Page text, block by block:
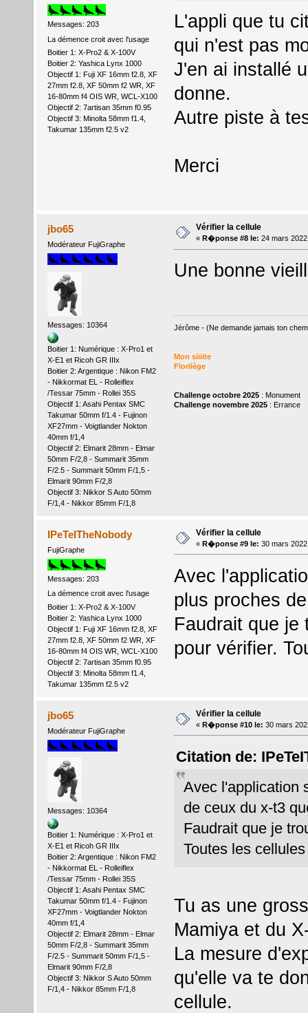
Messages: 203
La démence croit avec l'usage
Boitier 1: X-Pro2 & X-100V
Boitier 2: Yashica Lynx 1000
Objectif 1: Fuji XF 16mm f2.8, XF
27mm f2.8, XF 50mm f2 WR, XF
16-80mm f4 OIS WR, WCL-X100
Objectif 2: 7artisan 35mm f0.95
Objectif 3: Minolta 58mm f1.4,
Takumar 135mm f2.5 v2
L'appli que tu
qui n'est pas
J'en ai installé
donne.
Autre piste à
Merci
jbo65
Modérateur FujiGraphe
Messages: 10364
Boitier 1: Numérique : X-Pro1 et
X-E1 et Ricoh GR IIIx
Boitier 2: Argentique : Nikon FM2
- Nikkormat EL - Rolleiflex
/Tessar 75mm - Rollei 35S
Objectif 1: Asahi Pentax SMC
Takumar 50mm f/1.4 - Fujinon
XF27mm - Voigtlander Nokton
40mm f/1,4
Objectif 2: Elmarit 28mm - Elmar
50mm F/2,8 - Summarit 35mm
F/2.5 - Summarit 50mm F/1,5 -
Elmarit 90mm F/2,8
Objectif 3: Nikkor S Auto 50mm
F/1,4 - Nikkor 85mm F/1,8
Vérifier la cellule
« R�ponse #8 le: 24 mars
Une bonne
Jérôme - (Ne demande jamais ton
Mon siiiite
Florilège
Challenge octobre 2025: Monument
Challenge novembre 2025: Errance
IPeTeITheNobody
FujiGraphe
Messages: 203
La démence croit avec l'usage
Boitier 1: X-Pro2 & X-100V
Boitier 2: Yashica Lynx 1000
Objectif 1: Fuji XF 16mm f2.8, XF
27mm f2.8, XF 50mm f2 WR, XF
16-80mm f4 OIS WR, WCL-X100
Objectif 2: 7artisan 35mm f0.95
Objectif 3: Minolta 58mm f1.4,
Takumar 135mm f2.5 v2
Vérifier la cellule
« R�ponse #9 le: 30 mars
Avec
plus proches
Faudrait que je
pour vérifier.
jbo65
Modérateur FujiGraphe
Messages: 10364
Boitier 1: Numérique : X-Pro1 et
X-E1 et Ricoh GR IIIx
Boitier 2: Argentique : Nikon FM2
- Nikkormat EL - Rolleiflex
/Tessar 75mm - Rollei 35S
Objectif 1: Asahi Pentax SMC
Takumar 50mm f/1.4 - Fujinon
XF27mm - Voigtlander Nokton
40mm f/1,4
Objectif 2: Elmarit 28mm - Elmar
50mm F/2,8 - Summarit 35mm
F/2.5 - Summarit 50mm F/1,5 -
Elmarit 90mm F/2,8
Objectif 3: Nikkor S Auto 50mm
F/1,4 - Nikkor 85mm F/1,8
Vérifier la cellule
« R�ponse #10 le: 30 mars
Citation de:
Avec l'application
de ceux du x-t3
Faudrait que je
Toutes les
Tu as une
Mamiya et du
La mesure
qu'elle va te
cellule.